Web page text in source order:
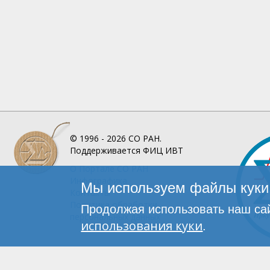
© 1996 - 2026 СО РАН.
Поддерживается ФИЦ ИВТ
О ПорталеСО РАН
Инфографика
Контакты
Политика обработки
персональных данных
Мы используем файлы куки
Продолжая использовать наш
использования куки.